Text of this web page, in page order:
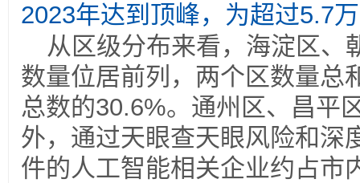
2023年达到顶峰，为超过5.7
从区级分布来看，海淀区、
数量位居前列，两个区数量总
总数的30.6%。通州区、昌平
外，通过天眼查天眼风险和深
件的人工智能相关企业约占市